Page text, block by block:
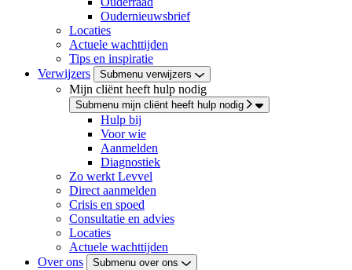
Oudernieuwsbrief
Locaties
Actuele wachttijden
Tips en inspiratie
Verwijzers
Submenu verwijzers
Mijn cliënt heeft hulp nodig
Submenu mijn cliënt heeft hulp nodig
Hulp bij
Voor wie
Aanmelden
Diagnostiek
Zo werkt Levvel
Direct aanmelden
Crisis en spoed
Consultatie en advies
Locaties
Actuele wachttijden
Over ons
Submenu over ons